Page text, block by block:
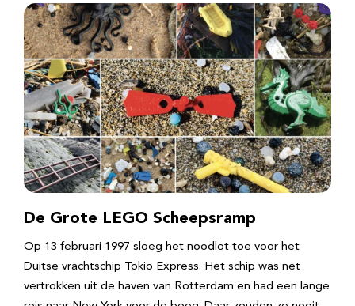
De Grote LEGO Scheepsramp
Op 13 februari 1997 sloeg het noodlot toe voor het
Duitse vrachtschip Tokio Express. Het schip was net
vertrokken uit de haven van Rotterdam en had een lange